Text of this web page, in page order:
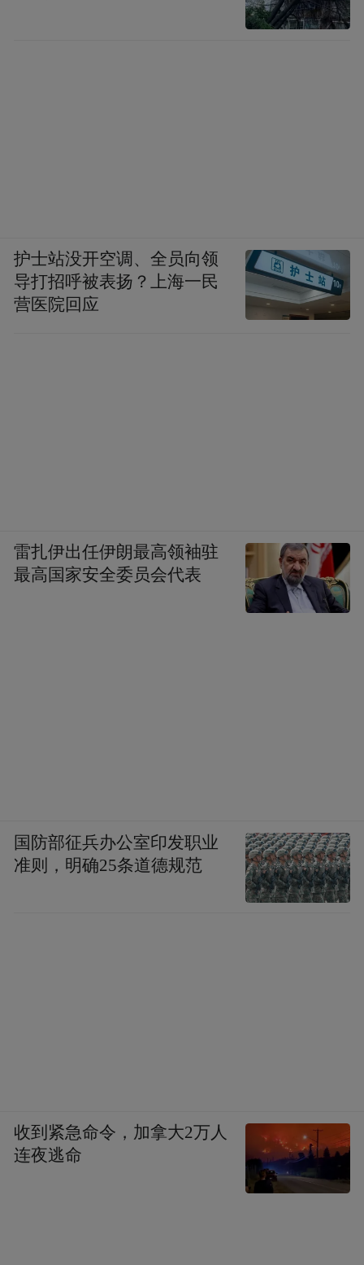
护士站没开空调、全员向领
导打招呼被表扬？上海一民
营医院回应
雷扎伊出任伊朗最高领袖驻
最高国家安全委员会代表
国防部征兵办公室印发职业
准则，明确25条道德规范
收到紧急命令，加拿大2万人
连夜逃命